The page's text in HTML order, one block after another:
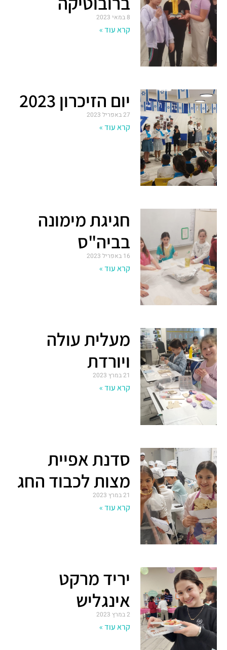
8 במאי 2023
קרא עוד »
יום הזיכרון 2023
27 באפריל 2023
קרא עוד »
חגיגת מימונה
בביה"ס
16 באפריל 2023
קרא עוד »
מעלית עולה
ויורדת
21 במרץ 2023
קרא עוד »
סדנת אפיית
מצות לכבוד החג
21 במרץ 2023
קרא עוד »
יריד מרקט
אינגליש
2 במרץ 2023
קרא עוד »